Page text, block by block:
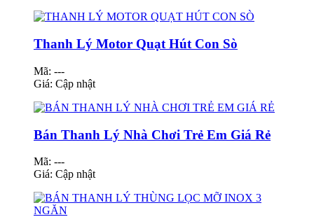
Thanh Lý Motor Quạt Hút Con Sò
Mã: ---
Giá: Cập nhật
Bán Thanh Lý Nhà Chơi Trẻ Em Giá Rẻ
Mã: ---
Giá: Cập nhật